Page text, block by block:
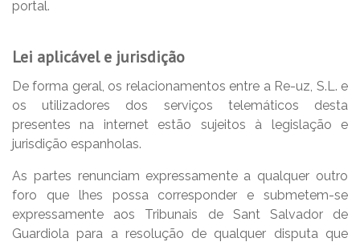
portal.
Lei aplicável e jurisdição
De forma geral, os relacionamentos entre a Re-uz, S.L. e
os utilizadores dos serviços telemáticos desta
presentes na internet estão sujeitos à legislação e
jurisdição espanholas.
As partes renunciam expressamente a qualquer outro
foro que lhes possa corresponder e submetem-se
expressamente aos Tribunais de Sant Salvador de
Guardiola para a resolução de qualquer disputa que